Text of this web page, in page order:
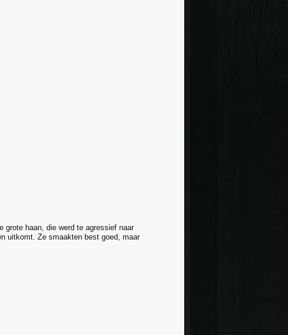
grote haan, die werd te agressief naar
uitkomt. Ze smaakten best goed, maar